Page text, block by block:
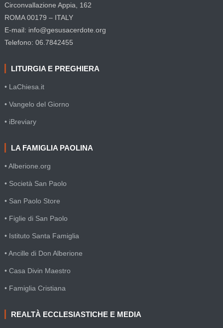
Circonvallazione Appia, 162
ROMA 00179 – ITALY
E-mail: info@gesusacerdote.org
Telefono: 06.7842455
LITURGIA E PREGHIERA
• LaChiesa.it
• Vangelo del Giorno
• iBreviary
LA FAMIGLIA PAOLINA
• Alberione.org
• Società San Paolo
• San Paolo Store
• Figlie di San Paolo
• Istituto Santa Famiglia
• Ancille di Don Alberione
• Casa Divin Maestro
• Famiglia Cristiana
REALTÀ ECCLESIASTICHE E MEDIA